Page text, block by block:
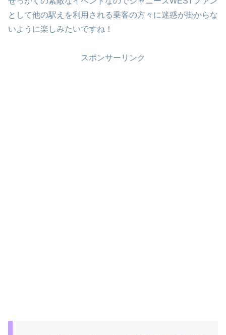
として他の駅えを利用される乗客の方々に迷惑が掛からな
いように楽しみたいですね！
スポンサーリンク